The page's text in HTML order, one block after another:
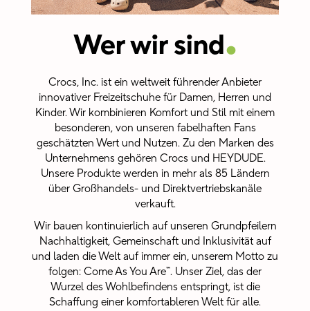
Wer wir sind.
Crocs, Inc. ist ein weltweit führender Anbieter
innovativer Freizeitschuhe für Damen, Herren und
Kinder. Wir kombinieren Komfort und Stil mit einem
besonderen, von unseren fabelhaften Fans
geschätzten Wert und Nutzen. Zu den Marken des
Unternehmens gehören Crocs und HEYDUDE.
Unsere Produkte werden in mehr als 85 Ländern
über Großhandels- und Direktvertriebskanäle
verkauft.
Wir bauen kontinuierlich auf unseren Grundpfeilern
Nachhaltigkeit, Gemeinschaft und Inklusivität auf
und laden die Welt auf immer ein, unserem Motto zu
folgen: Come As You Are™. Unser Ziel, das der
Wurzel des Wohlbefindens entspringt, ist die
Schaffung einer komfortableren Welt für alle.